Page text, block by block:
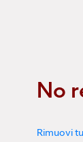
No
Rimuovi